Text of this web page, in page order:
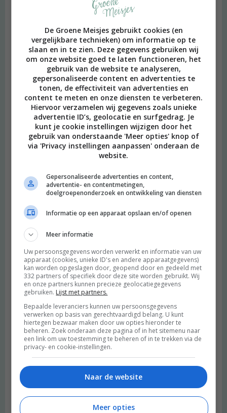
De Groene Meisjes gebruikt cookies (en
vergelijkbare technieken) om informatie op te
slaan en in te zien. Deze gegevens gebruiken wij
om onze website goed te laten functioneren, het
gebruik van de website te analyseren,
gepersonaliseerde content en advertenties te
tonen, de effectiviteit van advertenties en
content te meten en onze diensten te verbeteren.
Hiervoor verzamelen wij gegevens zoals unieke
advertentie ID’s, geolocatie en surfgedrag. Je
kunt je cookie instellingen wijzigen door het
gebruik van onderstaande 'Meer opties' knop of
via 'Privacy instellingen aanpassen' onderaan de
website.
Gepersonaliseerde advertenties en content,
advertentie- en contentmetingen,
doelgroepenonderzoek en ontwikkeling van diensten
Informatie op een apparaat opslaan en/of openen
Meer informatie
Uw persoonsgegevens worden verwerkt en informatie van uw
apparaat (cookies, unieke ID's en andere apparaatgegevens)
kan worden opgeslagen door, geopend door en gedeeld met
332 partners of specifiek door deze site worden gebruikt. Wij
en onze partners kunnen precieze geolocatiegegevens
gebruiken. Lijst met partners.
Bepaalde leveranciers kunnen uw persoonsgegevens
verwerken op basis van gerechtvaardigd belang. U kunt
hiertegen bezwaar maken door uw opties hieronder te
beheren. Zoek onderaan deze pagina of in het sitemenu naar
een link om uw toestemming te beheren of in te trekken via de
privacy- en cookie-instellingen.
Naar de website
Meer opties